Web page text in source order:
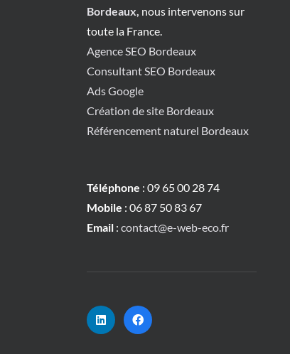
Bordeaux, nous intervenons sur
toute la France.
Agence SEO Bordeaux
Consultant SEO Bordeaux
Ads Google
Création de site Bordeaux
Référencement naturel Bordeaux
Téléphone : 09 65 00 28 74
Mobile : 06 87 50 83 67
Email : contact@e-web-eco.fr